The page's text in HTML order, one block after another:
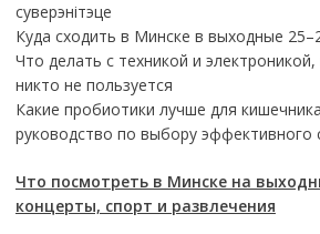
суверэнітэце
Куда сходить в Минске в выходные
Что делать с техникой и
никто не пользуется
Какие пробиотики лучше для
руководство по выбору эффективного
Что посмотреть в Минске на
концерты, спорт и развлечения